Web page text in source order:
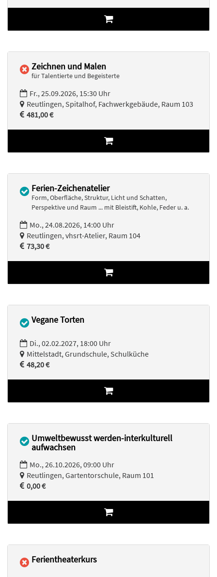
Zeichnen und Malen
für Talentierte und Begeisterte
Fr., 25.09.2026, 15:30 Uhr
Reutlingen, Spitalhof, Fachwerkgebäude, Raum 103
481,00 €
Ferien-Zeichenatelier
Form, Oberfläche, Struktur, Licht und Schatten,
Perspektive und Raum ... mit Bleistift, Kohle, Feder u. a.
Mo., 24.08.2026, 14:00 Uhr
Reutlingen, vhsrt-Atelier, Raum 104
73,30 €
Vegane Torten
Di., 02.02.2027, 18:00 Uhr
Mittelstadt, Grundschule, Schulküche
48,20 €
Umweltbewusst werden-interkulturell
aufwachsen
Mo., 26.10.2026, 09:00 Uhr
Reutlingen, Gartentorschule, Raum 101
0,00 €
Ferientheaterkurs